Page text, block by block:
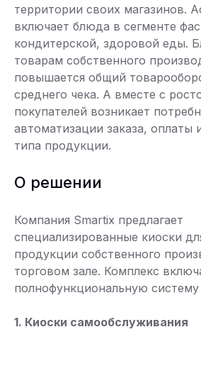
территории своих магазинов.
включает блюда в сегменте
кондитерской, здоровой еды.
товарам собственного
повышается общий
среднего чека. А вместе с
покупателей возникает
автоматизации заказа, оплаты
типа продукции.
О решении
Компания Smartix предлагает
специализированные киоски
продукции собственного
торговом зале. Комплекс
полнофункциональную
1. Киоски самообслуживания